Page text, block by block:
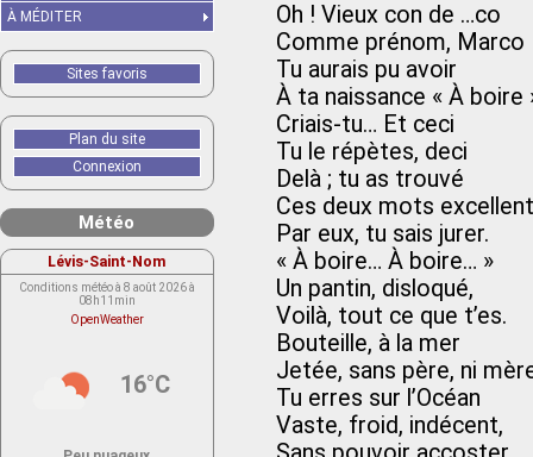
Oh ! Vieux con de …co
Comme prénom, Marco
Tu aurais pu avoir
À ta naissance « À boire
Criais-tu… Et ceci
Tu le répètes, deci
Delà ; tu as trouvé
Ces deux mots
Par eux, tu sais jurer.
« À boire… À boire… »
Un pantin, disloqué,
Voilà, tout ce que t’es.
Bouteille, à la mer
Jetée, sans père, ni
Tu erres sur l’Océan
Vaste, froid, indécent,
À MÉDITER
Sites favoris
Plan du site
Connexion
Météo
Lévis-Saint-Nom
Conditions météo à 8 août 2026 à
08h11min
OpenWeather
16°C